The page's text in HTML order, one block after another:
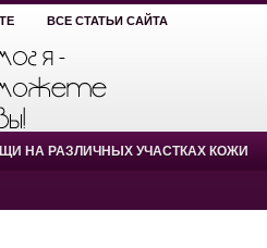
ВСЕ СТАТЬИ САЙТА
НА РАЗЛИЧНЫХ УЧАСТКАХ КОЖИ